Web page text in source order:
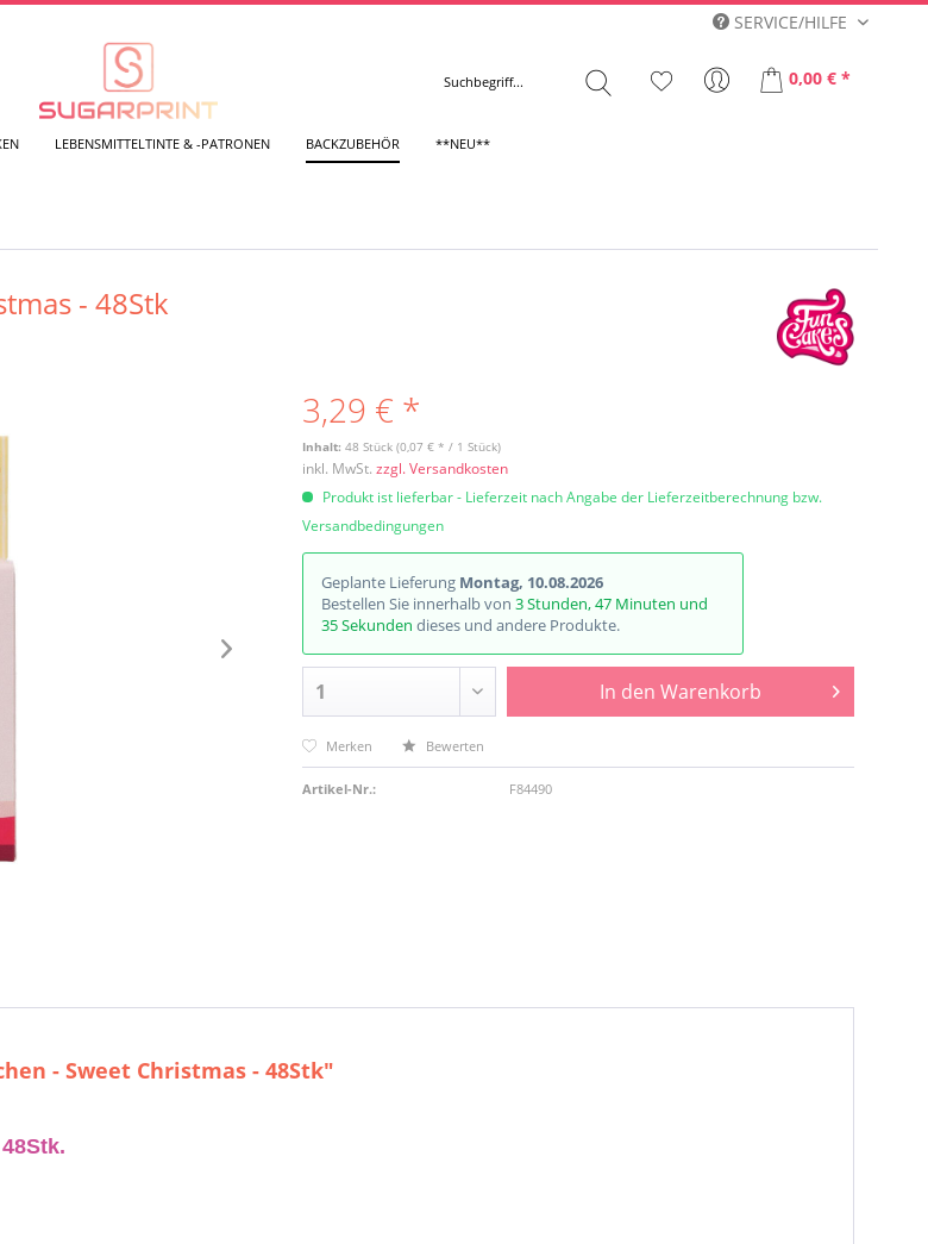
SERVICE/HILFE
0,00 € *
LEBENSMITTELTINTE & -PATRONEN BACKZUBEHÖR **NEU**
- 48Stk
3,29 € *
Inhalt:48 Stück (0,07 € * / 1 Stück)
inkl. MwSt.zzgl. Versandkosten
Produkt ist lieferbar - Lieferzeit nach Angabe der Lieferzeitberechnung bzw.
Versandbedingungen
Geplante Lieferung Montag, 10.08.2026
Bestellen Sie innerhalb von3 Stunden, 47 Minuten und
35 Sekunden dieses und andere Produkte.
In den Warenkorb
Merken Bewerten
Artikel-Nr.: F84490
- Sweet Christmas - 48Stk"